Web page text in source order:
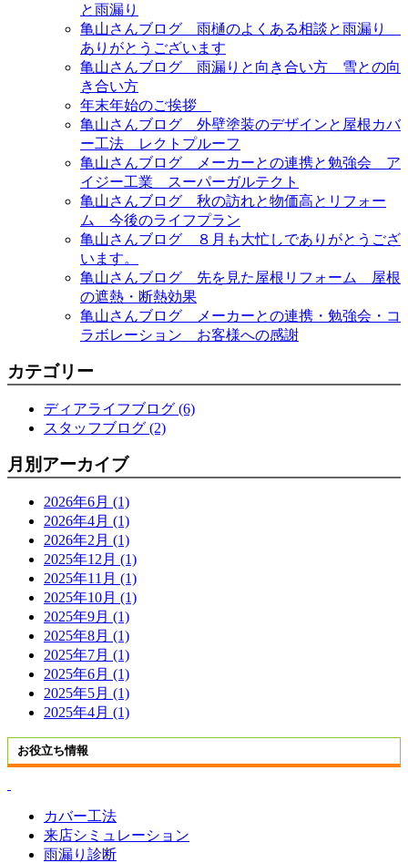
と雨漏り
亀山さんブログ 雨樋のよくある相談と雨漏り
ありがとうございます
亀山さんブログ 雨漏りと向き合い方 雪との向
き合い方
年末年始のご挨拶
亀山さんブログ 外壁塗装のデザインと屋根カバ
ー工法 レクトプルーフ
亀山さんブログ メーカーとの連携と勉強会 ア
イジー工業 スーパーガルテクト
亀山さんブログ 秋の訪れと物価高とリフォー
ム 今後のライフプラン
亀山さんブログ ８月も大忙しでありがとうござ
います。
亀山さんブログ 先を見た屋根リフォーム 屋根
の遮熱・断熱効果
亀山さんブログ メーカーとの連携・勉強会・コ
ラボレーション お客様への感謝
カテゴリー
ディアライフブログ (6)
スタッフブログ (2)
月別アーカイブ
2026年6月 (1)
2026年4月 (1)
2026年2月 (1)
2025年12月 (1)
2025年11月 (1)
2025年10月 (1)
2025年9月 (1)
2025年8月 (1)
2025年7月 (1)
2025年6月 (1)
2025年5月 (1)
2025年4月 (1)
お役立ち情報
カバー工法
来店シミュレーション
雨漏り診断